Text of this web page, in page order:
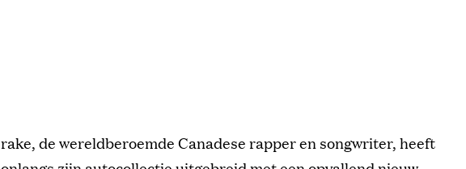
rake, de wereldberoemde Canadese rapper en songwriter, heeft